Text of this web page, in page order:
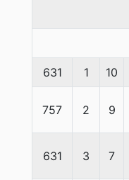
631 1 10
757 2 9
631 3 7